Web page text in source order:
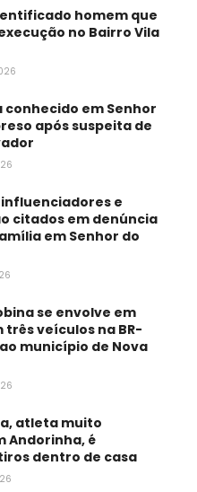
homem que
no Bairro Vila
em Senhor
após suspeita de
e
citados em denúncia
em Senhor do
se envolve em
veículos na BR-
município de Nova
atleta muito
Andorinha, é
dentro de casa